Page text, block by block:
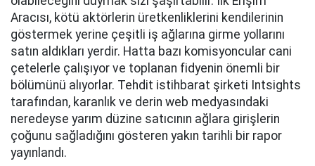
Aracısı, kötü aktörlerin üretkenliklerini kendilerinin
göstermek yerine çeşitli iş ağlarına girme yollarını
satın aldıkları yerdir. Hatta bazı komisyoncular cani
çetelerle çalışıyor ve toplanan fidyenin önemli bir
bölümünü alıyorlar. Tehdit istihbarat şirketi Intsights
tarafından, karanlık ve derin web medyasındaki
neredeyse yarım düzine satıcının ağlara girişlerin
çoğunu sağladığını gösteren yakın tarihli bir rapor
yayınlandı.